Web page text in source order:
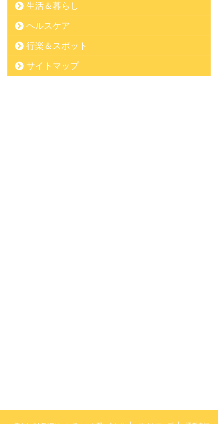
生活＆暮らし
ヘルスケア
行楽＆スポット
サイトマップ